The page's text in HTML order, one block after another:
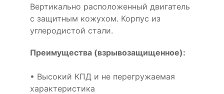
Вертикально расположенный двигатель
с защитным кожухом. Корпус из
углеродистой стали.
Преимущества (взрывозащищенное):
• Высокий КПД и не перегружаемая
характеристика